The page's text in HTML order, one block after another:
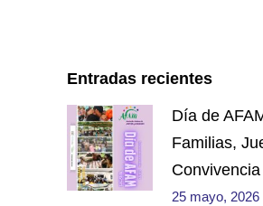
Entradas recientes
Día de
Familias,
Convivencia
25 mayo, 2026